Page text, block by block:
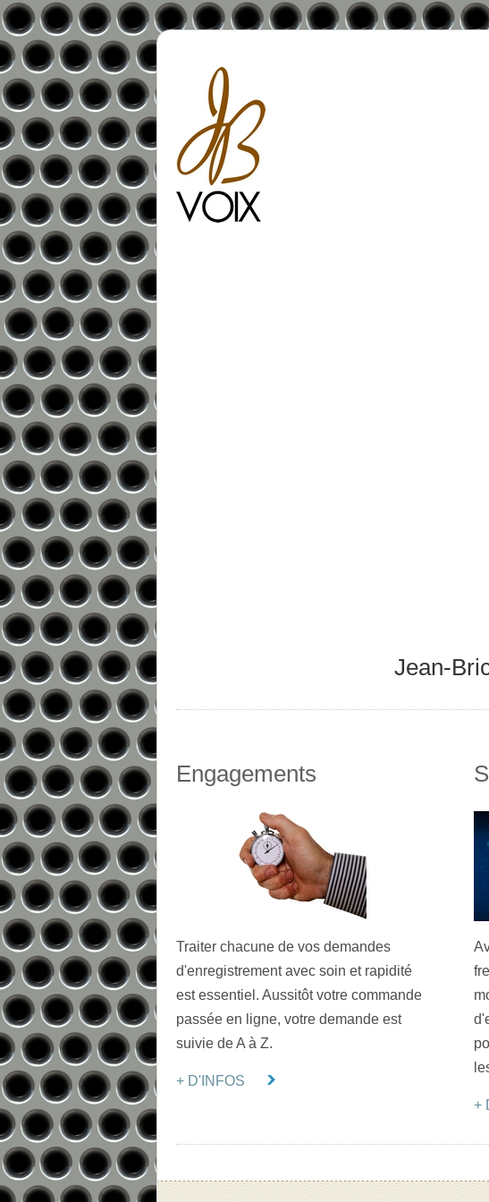
Jean-
Engagements
Traiter chacune de vos demandes
d'enregistrement avec soin et rapidité
est essentiel. Aussitôt votre commande
passée en ligne, votre demande est
suivie de A à Z.
+ D'INFOS
+